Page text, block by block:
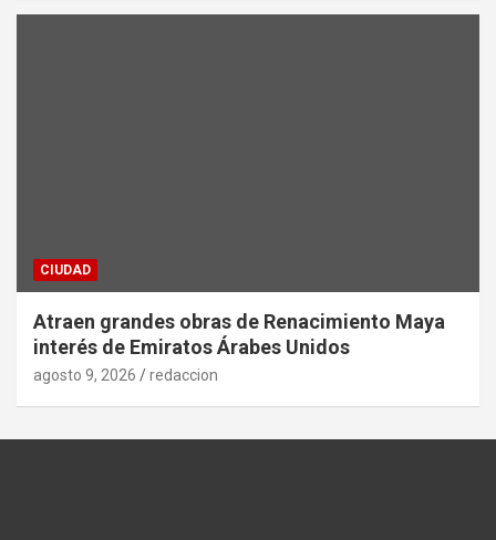
CIUDAD
Atraen grandes obras de Renacimiento Maya
interés de Emiratos Árabes Unidos
agosto 9, 2026 redaccion